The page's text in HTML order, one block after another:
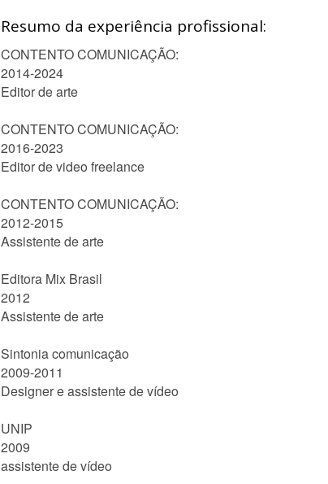
Resumo da experiência profissional:
CONTENTO COMUNICAÇÃO:
2014-2024
Editor de arte
CONTENTO COMUNICAÇÃO:
2016-2023
Editor de video freelance
CONTENTO COMUNICAÇÃO:
2012-2015
Assistente de arte
Editora Mix Brasil
2012
Assistente de arte
Sintonia comunicação
2009-2011
Designer e assistente de vídeo
UNIP
2009
assistente de vídeo